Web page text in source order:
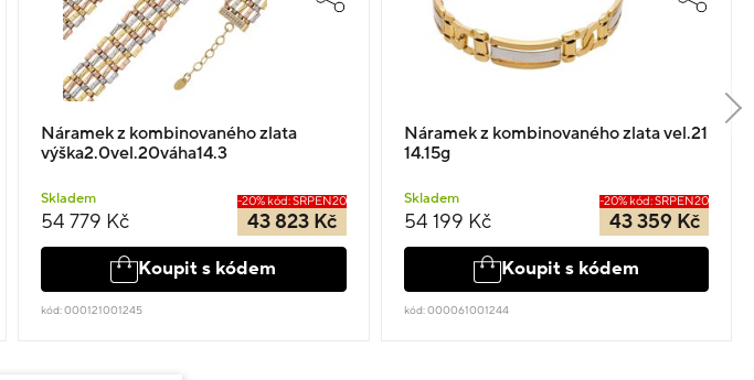
Náramek z kombinovaného zlata
výška2.0vel.20váha14.3
Skladem
54 779 Kč
-20% kód: SRPEN20
43 823 Kč
Koupit s kódem
kód: 000121001245
Náramek z kombinovaného zlata vel.21
14.15g
Skladem
54 199 Kč
-20% kód: SRPEN20
43 359 Kč
Koupit s kódem
kód: 000061001244